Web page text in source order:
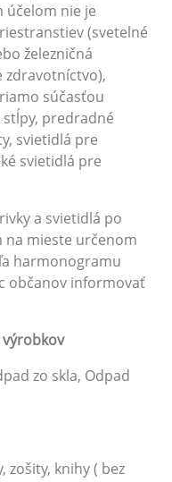
účelom nie je
(svetelné
železničná
zdravotníctvo),
súčasťou
predradné
svietidlá pre
svietidlá pre
a svietidlá po
mieste určenom
harmonogramu
občanov informovať
zo skla, Odpad
zošity, knihy ( bez